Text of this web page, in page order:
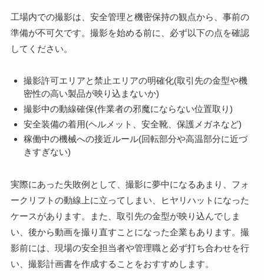
工場内での撮影は、安全管理と機密保持の観点から、事前の
準備が不可欠です。撮影を始める前に、必ず以下の点を確認
してください。
撮影許可エリアと禁止エリアの明確化(取引先の金型や機
密性の高い製品が映り込まないか)
撮影中の動線確保(作業者の邪魔にならない位置取り)
安全装備の着用(ヘルメット、安全靴、保護メガネなど)
稼働中の機械への接近ルール(回転部分や高温部分に近づ
きすぎない)
実際にあった失敗例として、撮影に夢中になるあまり、フォ
ークリフトの動線上に立ってしまい、ヒヤリハットになった
ケースがあります。また、取引先の金型が映り込んでしま
い、後から動画を撮り直すことになった企業もあります。撮
影前には、現場の安全担当者や管理職と必ず打ち合わせを行
い、撮影計画書を作成することをおすすめします。